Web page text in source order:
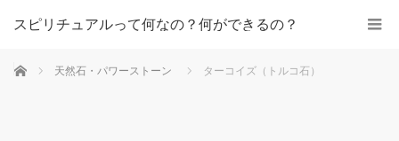
スピリチュアルって何なの？何ができるの？
ホーム 天然石・パワーストーン ターコイズ（トルコ石）